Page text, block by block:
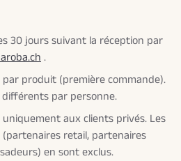
30 jours suivant la réception par
.
produit (première commande).
par personne.
aux clients privés. Les
retail, partenaires
en sont exclus.